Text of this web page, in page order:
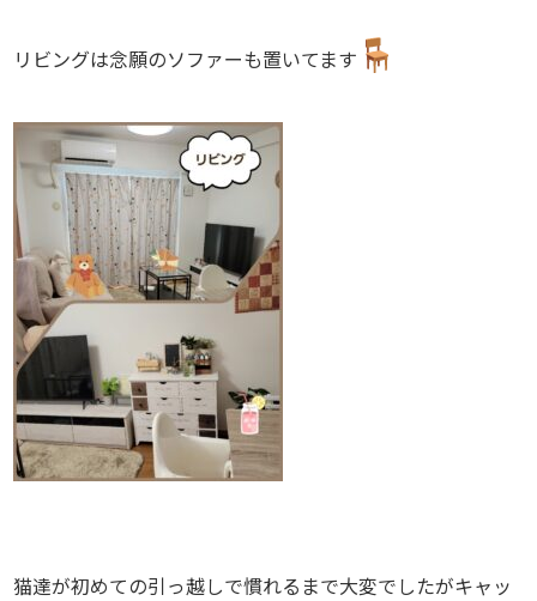
リビングは念願のソファーも置いてます
猫達が初めての引っ越しで慣れるまで大変でしたがキャッ